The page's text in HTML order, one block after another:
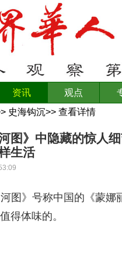
资讯 观点
史海钩沉>> 查看详情
河图》中隐藏的惊人
生活
河图》号称中国的《蒙娜
得体味的。